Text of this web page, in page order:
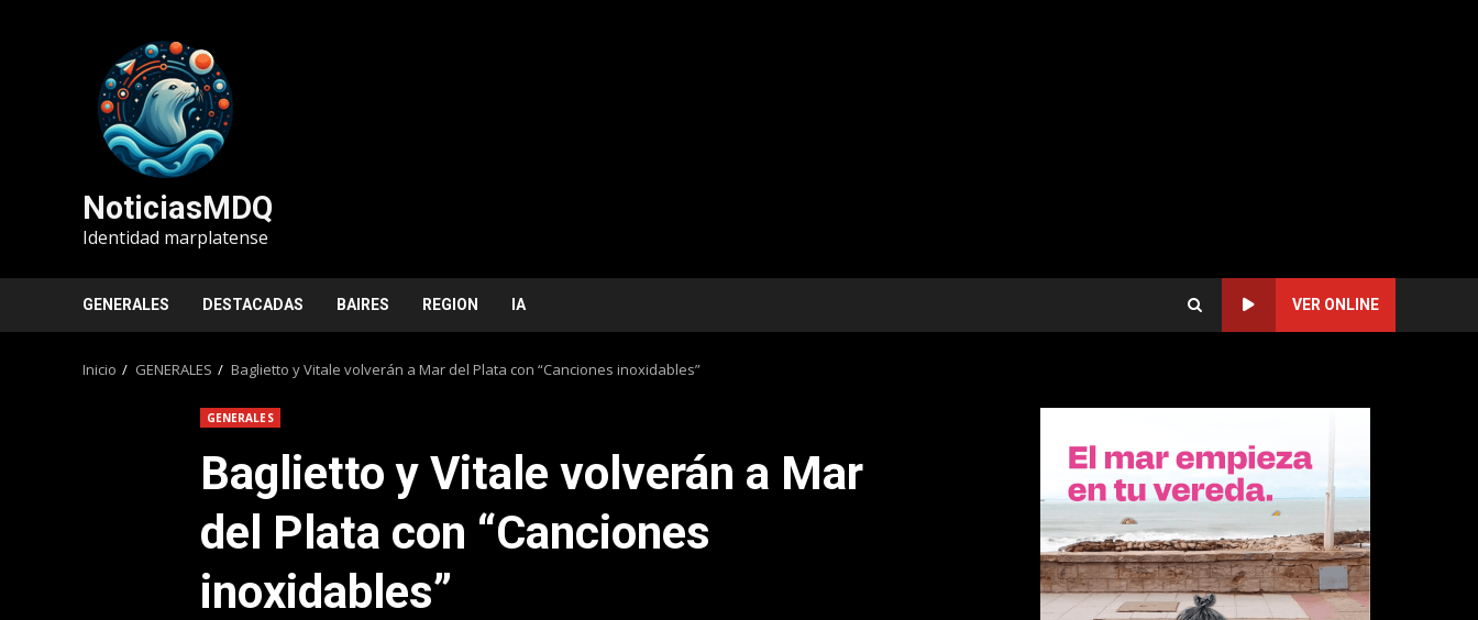
NoticiasMDQ
Identidad marplatense
GENERALES DESTACADAS BAIRES REGION IA VER ONLINE
Inicio GENERALES Baglietto y Vitale volverán a Mar del Plata con “Canciones inoxidables”
GENERALES
Baglietto y Vitale volverán a Mar
del Plata con “Canciones
inoxidables”